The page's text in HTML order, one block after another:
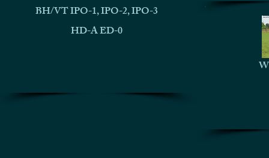
BH/VT IPO-1, IPO-2, IPO-3
HD-A ED-0